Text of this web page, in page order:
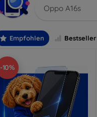
Oppo A16s
Empfohlen Bestseller
-10%